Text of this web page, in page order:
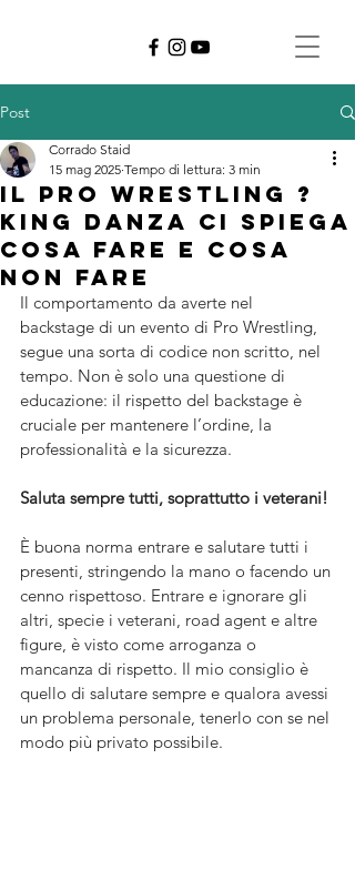
Post
IL PRO WRESTLING ?
KING DANZA CI SPIEGA
COSA FARE E COSA
NON FARE
Corrado Staid
15 mag 2025 Tempo di lettura: 3 min
Il comportamento da averte nel
backstage di un evento di Pro Wrestling,
segue una sorta di codice non scritto, nel
tempo. Non è solo una questione di
educazione: il rispetto del backstage è
cruciale per mantenere l’ordine, la
professionalità e la sicurezza.
Saluta sempre tutti, soprattutto i veterani!
È buona norma entrare e salutare tutti i
presenti, stringendo la mano o facendo un
cenno rispettoso. Entrare e ignorare gli
altri, specie i veterani, road agent e altre
figure, è visto come arroganza o
mancanza di rispetto. Il mio consiglio è
quello di salutare sempre e qualora avessi
un problema personale, tenerlo con se nel
modo più privato possibile.